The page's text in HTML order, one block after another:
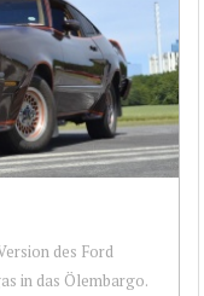
des Ford
in das Ölembargo.